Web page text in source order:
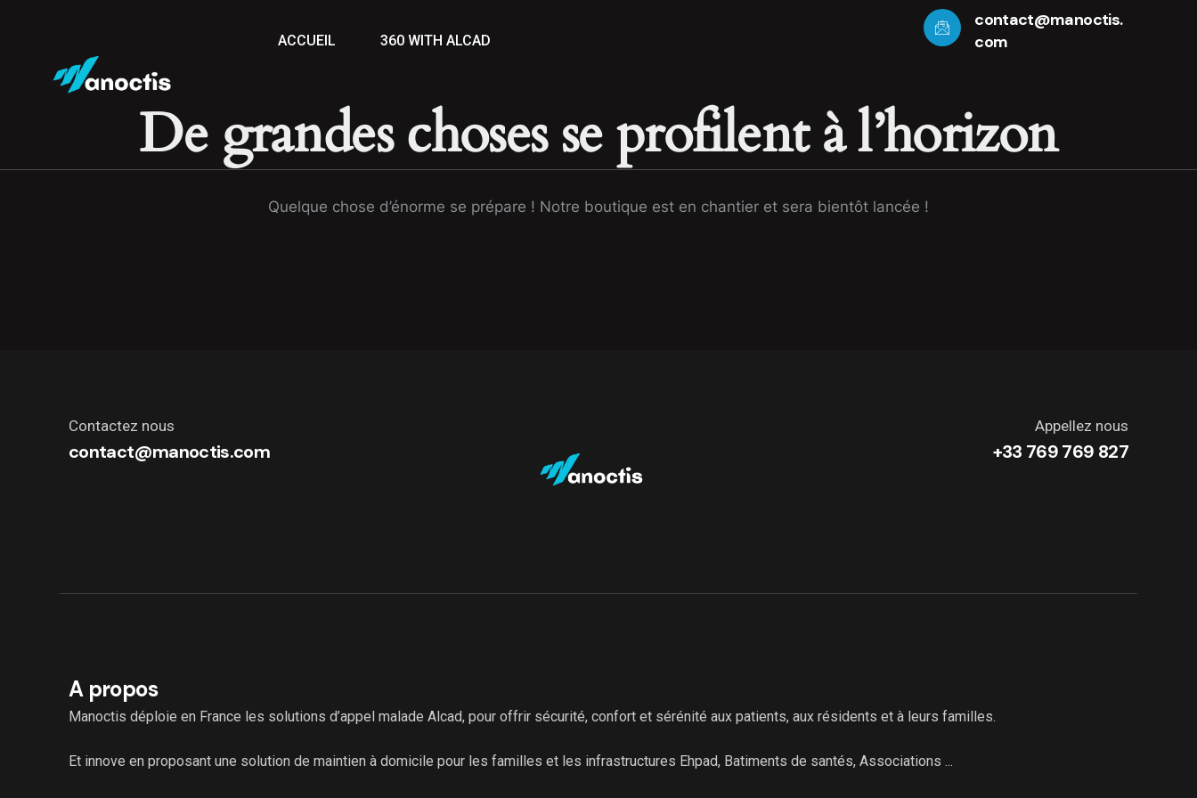
ACCUEIL 360 WITH ALCAD
contact@manoctis.
com
De grandes choses se profilent à l’horizon
Quelque chose d’énorme se prépare ! Notre boutique est en chantier et sera bientôt lancée !
Contactez nous
contact@manoctis.com
Appellez nous
+33 769 769 827
A propos
Manoctis déploie en France les solutions d’appel malade Alcad, pour offrir sécurité, confort et sérénité aux patients, aux résidents et à leurs familles.
Et innove en proposant une solution de maintien à domicile pour les familles et les infrastructures Ehpad, Batiments de santés, Associations ...